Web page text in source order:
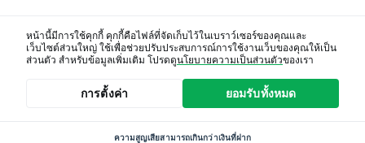
หน้านี้มีการใช้คุกกี้ คุกกี้คือไฟล์ที่จัดเก็บไว้ในเบราว์เซอร์ของคุณและ
เว็บไซต์ส่วนใหญ่ ใช้เพื่อช่วยปรับประสบการณ์การใช้งานเว็บของคุณให้เป็น
ส่วนตัว สำหรับข้อมูลเพิ่มเติม โปรดดูนโยบายความเป็นส่วนตัวของเรา
การตั้งค่า ยอมรับทั้งหมด
ความสูญเสียสามารถเกินกว่าเงินที่ฝาก